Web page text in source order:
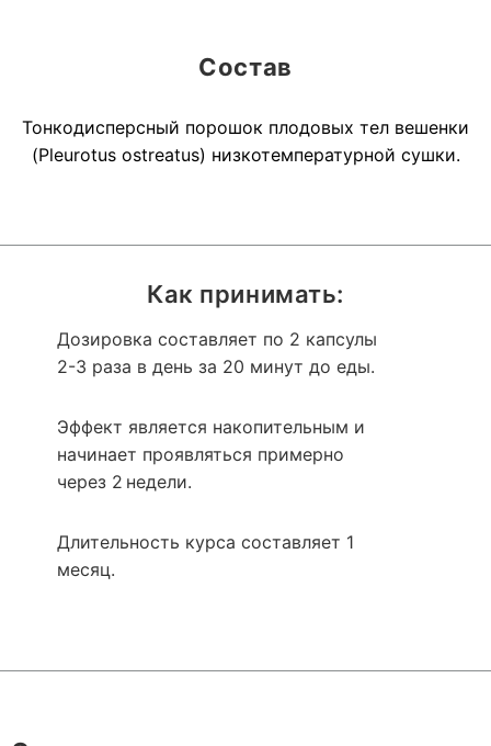
Как принимать:
Дозировка составляет по 2 капсулы
2-3 раза в день за 20 минут до еды.
Эффект является накопительным и
начинает проявляться примерно
через 2 недели.
Длительность курса составляет 1
месяц.
Состав
Тонкодисперсный порошок плодовых тел вешенки
(Pleurotus ostreatus) низкотемпературной сушки.